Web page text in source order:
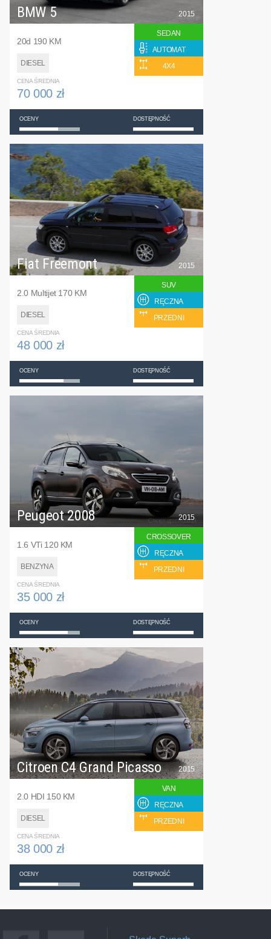
BMW 5
20d 190 KM
DIESEL
2015
SEDAN
AUTOMAT
4X4
CENA ŚREDNIA
70 000 zł
OCENY DOSTĘPNOŚĆ
Fiat Freemont
2.0 Multijet 170 KM
DIESEL
2015
SUV
RĘCZNA
PRZEDNI
CENA ŚREDNIA
48 000 zł
OCENY DOSTĘPNOŚĆ
Peugeot 2008
1.6 VTi 120 KM
BENZYNA
2015
CROSSOVER
RĘCZNA
PRZEDNI
CENA ŚREDNIA
35 000 zł
OCENY DOSTĘPNOŚĆ
Citroen C4 Grand Picasso
2.0 HDI 150 KM
DIESEL
2015
VAN
RĘCZNA
PRZEDNI
CENA ŚREDNIA
38 000 zł
OCENY DOSTĘPNOŚĆ